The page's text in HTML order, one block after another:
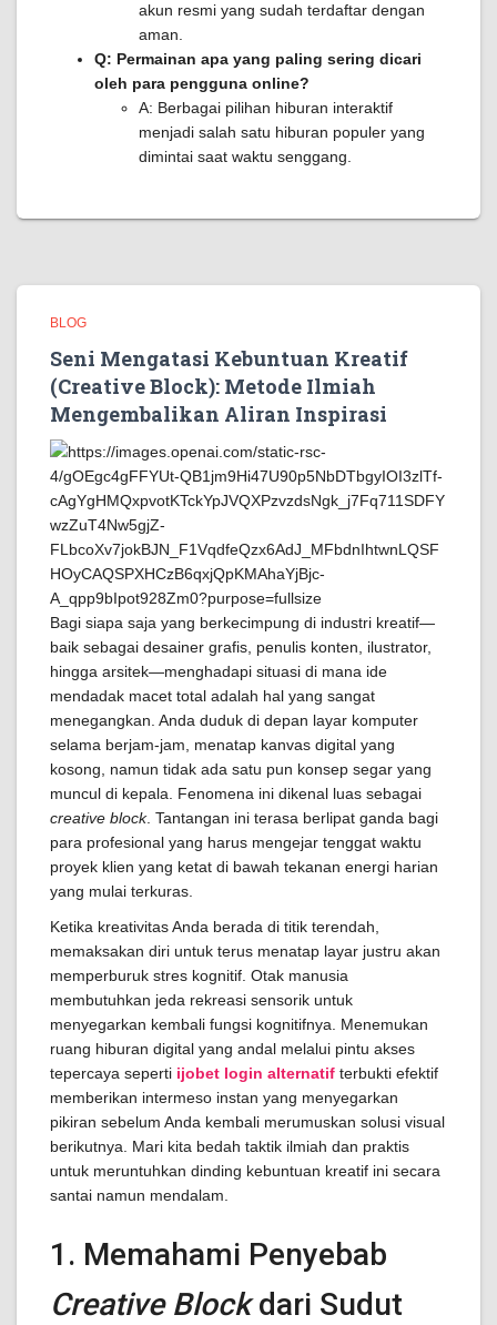
akun resmi yang sudah terdaftar dengan
aman.
Q: Permainan apa yang paling sering dicari
oleh para pengguna online?
A: Berbagai pilihan hiburan interaktif
menjadi salah satu hiburan populer yang
dimintai saat waktu senggang.
BLOG
Seni Mengatasi Kebuntuan Kreatif
(Creative Block): Metode Ilmiah
Mengembalikan Aliran Inspirasi
Bagi siapa saja yang berkecimpung di industri kreatif—
baik sebagai desainer grafis, penulis konten, ilustrator,
hingga arsitek—menghadapi situasi di mana ide
mendadak macet total adalah hal yang sangat
menegangkan. Anda duduk di depan layar komputer
selama berjam-jam, menatap kanvas digital yang
kosong, namun tidak ada satu pun konsep segar yang
muncul di kepala. Fenomena ini dikenal luas sebagai
creative block. Tantangan ini terasa berlipat ganda bagi
para profesional yang harus mengejar tenggat waktu
proyek klien yang ketat di bawah tekanan energi harian
yang mulai terkuras.
Ketika kreativitas Anda berada di titik terendah,
memaksakan diri untuk terus menatap layar justru akan
memperburuk stres kognitif. Otak manusia
membutuhkan jeda rekreasi sensorik untuk
menyegarkan kembali fungsi kognitifnya. Menemukan
ruang hiburan digital yang andal melalui pintu akses
tepercaya seperti ijobet login alternatif terbukti efektif
memberikan intermeso instan yang menyegarkan
pikiran sebelum Anda kembali merumuskan solusi visual
berikutnya. Mari kita bedah taktik ilmiah dan praktis
untuk meruntuhkan dinding kebuntuan kreatif ini secara
santai namun mendalam.
1. Memahami Penyebab
Creative Blockdari Sudut